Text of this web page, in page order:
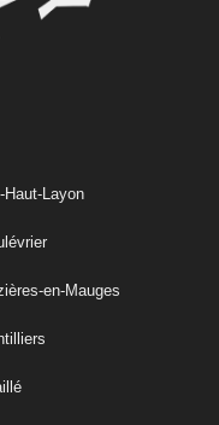
Haut-Layon
en-Mauges